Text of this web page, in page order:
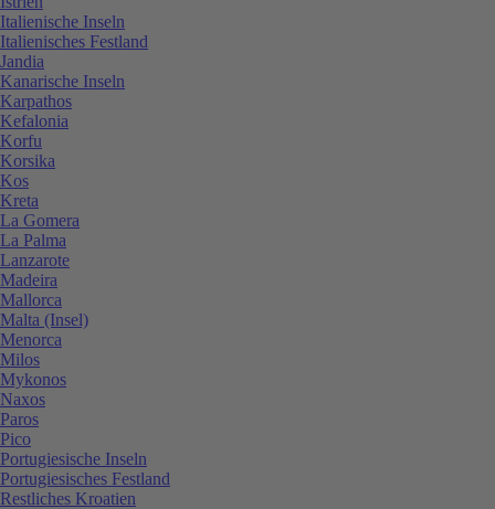
Italienische Inseln
Italienisches Festland
Jandia
Kanarische Inseln
Karpathos
Kefalonia
Korfu
Korsika
Kos
Kreta
La Gomera
La Palma
Lanzarote
Madeira
Mallorca
Malta (Insel)
Menorca
Milos
Mykonos
Naxos
Paros
Pico
Portugiesische Inseln
Portugiesisches Festland
Restliches Kroatien